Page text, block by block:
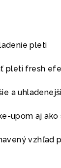
pleti
pleti fresh
a
upom aj
vzhľad